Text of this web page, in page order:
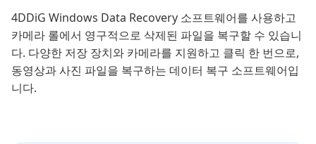
4DDiG Windows Data Recovery 소프트웨어를 사용하고
카메라 롤에서 영구적으로 삭제된 파일을 복구할 수 있습니
다. 다양한 저장 장치와 카메라를 지원하고 클릭 한 번으로,
동영상과 사진 파일을 복구하는 데이터 복구 소프트웨어입
니다.